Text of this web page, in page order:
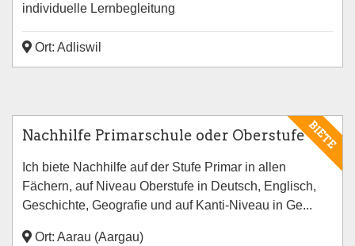
individuelle Lernbegleitung
Ort: Adliswil
BIETE
Nachhilfe Primarschule oder Oberstufe
Ich biete Nachhilfe auf der Stufe Primar in allen
Fächern, auf Niveau Oberstufe in Deutsch, Englisch,
Geschichte, Geografie und auf Kanti-Niveau in Ge...
Ort: Aarau (Aargau)